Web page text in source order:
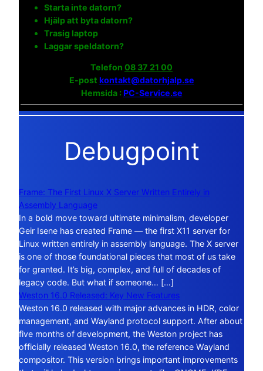
Starta inte datorn?
Hjälp att byta datorn?
Trasig laptop
Laggar speldatorn?
Telefon 08 37 21 00
E-post kontakt@datorhjalp.se
Hemsida :PC-Service.se
Debugpoint
Frame: The First Linux X Server Written Entirely in
Assembly Language
In a bold move toward ultimate minimalism, developer
Geir Isene has created Frame — the first X11 server for
Linux written entirely in assembly language. The X server
is one of those foundational pieces that most of us take
for granted. It’s big, complex, and full of decades of
legacy code. But what if someone… […]
Weston 16.0 Released: Key New Features
Weston 16.0 released with major advances in HDR, color
management, and Wayland protocol support. After about
five months of development, the Weston project has
officially released Weston 16.0, the reference Wayland
compositor. This version brings important improvements